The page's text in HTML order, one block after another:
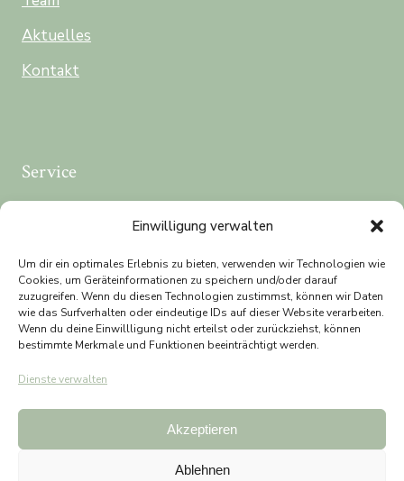
Einwilligung verwalten
Um dir ein optimales Erlebnis zu bieten, verwenden wir Technologien wie
Cookies, um Geräteinformationen zu speichern und/oder darauf
zuzugreifen. Wenn du diesen Technologien zustimmst, können wir Daten
wie das Surfverhalten oder eindeutige IDs auf dieser Website verarbeiten.
Wenn du deine Einwillligung nicht erteilst oder zurückziehst, können
bestimmte Merkmale und Funktionen beeinträchtigt werden.
Dienste verwalten
Akzeptieren
Ablehnen
Aktuelles
Kontakt
Service
→ Rezept-Anfrage
Impressum